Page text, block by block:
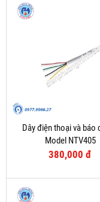
Dây điện thoại và báo
Model NTV405
380,000 đ